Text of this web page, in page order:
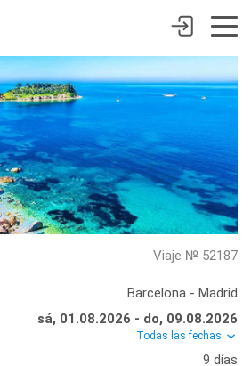
Viaje № 52187
Barcelona - Madrid
sá, 01.08.2026 - do, 09.08.2026
Todas las fechas
9 días